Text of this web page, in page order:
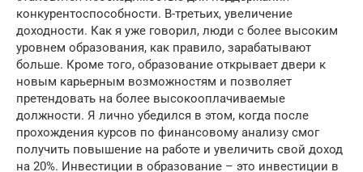
конкурентоспособности. В-третьих, увеличение
доходности. Как я уже говорил, люди с более высоким
уровнем образования, как правило, зарабатывают
больше. Кроме того, образование открывает двери к
новым карьерным возможностям и позволяет
претендовать на более высокооплачиваемые
должности. Я лично убедился в этом, когда после
прохождения курсов по финансовому анализу смог
получить повышение на работе и увеличить свой доход
на 20%. Инвестиции в образование – это инвестиции в